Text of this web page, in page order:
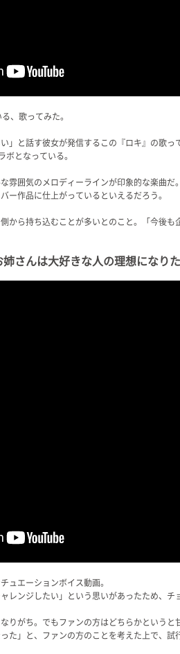
、歌ってみた。
」と話す彼女が発信するこの『ロキ』の歌
ボとなっている。
雰囲気のメロディーラインが印象的な楽曲
ー作品に仕上がっているといえるだろう。
から持ち込むことが多いとのこと。「今後も
さんは大好きな人の理想になり
ュエーションボイス動画。
レンジしたい」という思いがあったため、チ
りがち。でもファンの方はどちらかという
た」と、ファンの方のことを考えた上で、試